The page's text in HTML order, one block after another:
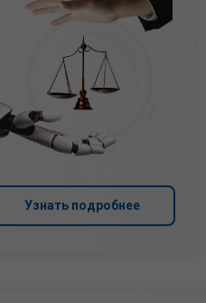
Узнать подробнее